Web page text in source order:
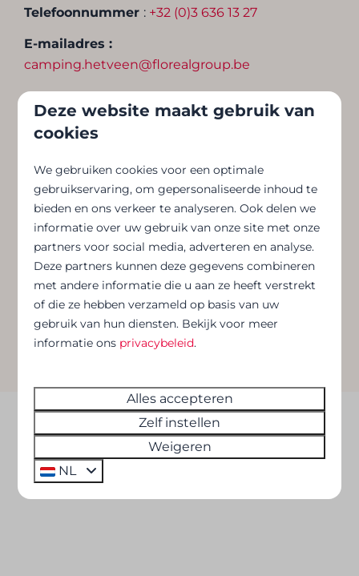
Telefoonnummer : +32 (0)3 636 13 27
E-mailadres :
camping.hetveen@florealgroup.be
Deze website maakt gebruik van
cookies
We gebruiken cookies voor een optimale
gebruikservaring, om gepersonaliseerde inhoud te
bieden en ons verkeer te analyseren. Ook delen we
informatie over uw gebruik van onze site met onze
partners voor social media, adverteren en analyse.
Deze partners kunnen deze gegevens combineren
met andere informatie die u aan ze heeft verstrekt
of die ze hebben verzameld op basis van uw
gebruik van hun diensten. Bekijk voor meer
informatie ons privacybeleid.
Alles accepteren
Zelf instellen
Weigeren
NL